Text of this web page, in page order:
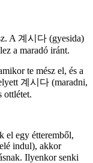
A 계시다 (gyesida)
a maradó iránt.
te mész el, és a
계시다 (maradni,
ottlétet.
el egy étteremből,
indul), akkor
Ilyenkor senki